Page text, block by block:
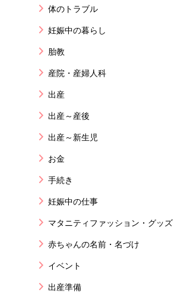
体のトラブル
妊娠中の暮らし
胎教
産院・産婦人科
出産
出産～産後
出産～新生児
お金
手続き
妊娠中の仕事
マタニティファッション・グッズ
赤ちゃんの名前・名づけ
イベント
出産準備